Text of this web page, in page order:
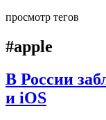
просмотр тегов
#apple
В России
и iOS